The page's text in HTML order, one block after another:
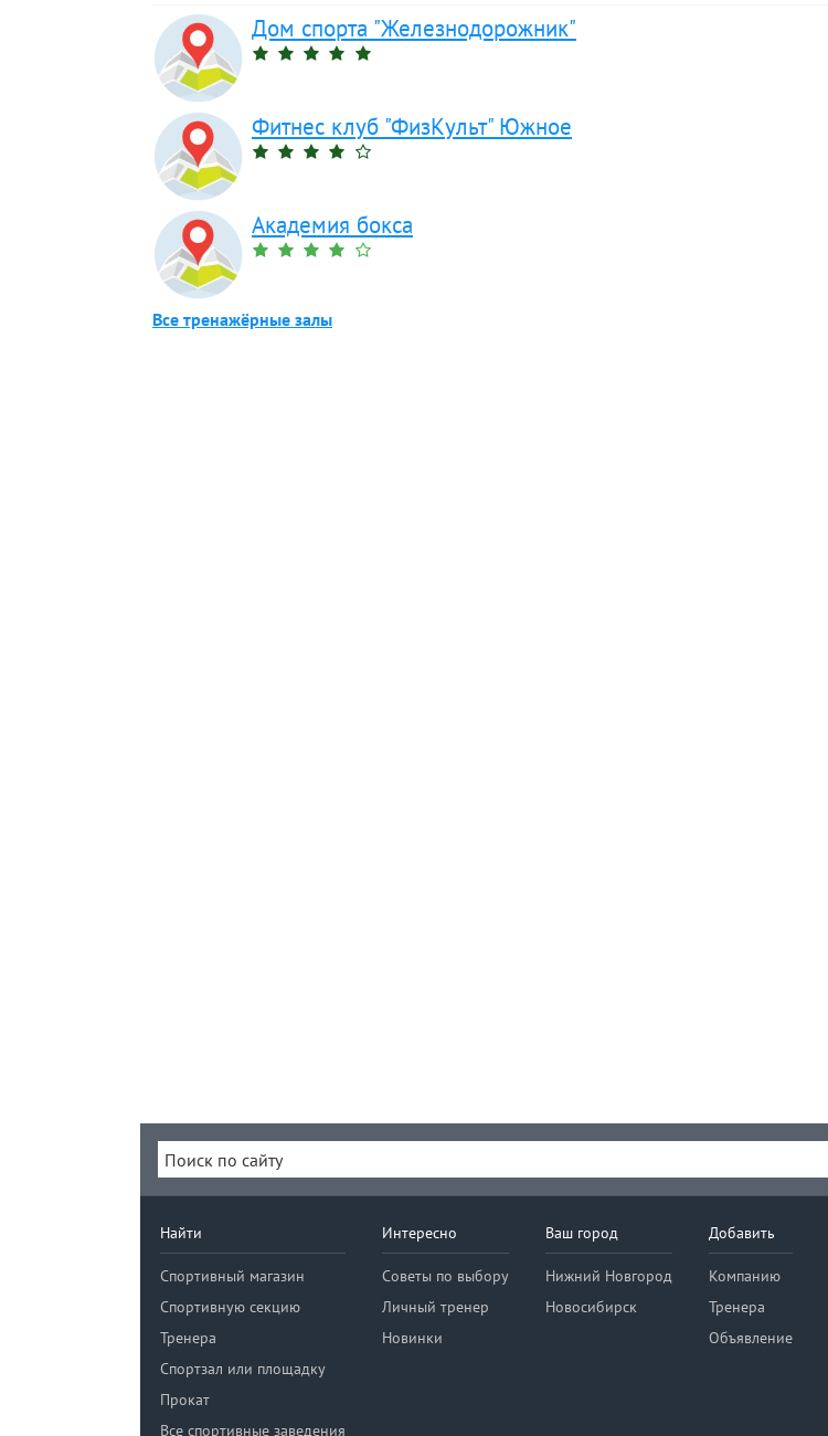
Дом спорта "Железнодорожник"
Фитнес клуб "ФизКульт" Южное
Академия бокса
Все тренажёрные залы
Найти
Спортивный магазин
Спортивную секцию
Тренера
Спортзал или площадку
Прокат
Все спортивные заведения
Интересно
Советы по выбору
Личный тренер
Новинки
Ваш город
Нижний Новгород
Новосибирск
Добавить
Компанию
Тренера
Объявление